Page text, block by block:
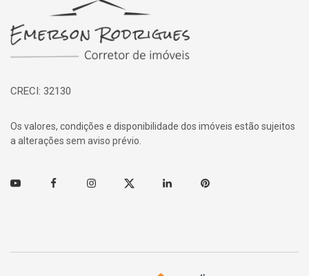
Página inicial
CRECI: 32130
Os valores, condições e disponibilidade dos imóveis estão sujeitos
a alterações sem aviso prévio.
Youtube FacebookInstagramTwitter Linkedin Pinterest